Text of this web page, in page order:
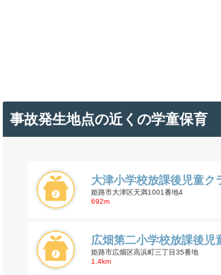
事故発生地点の近くの学童保育
大津小学校放課後児童ク
姫路市大津区天満1001番地4
692m
広畑第二小学校放課後児
姫路市広畑区高浜町三丁目35番地
1.4km